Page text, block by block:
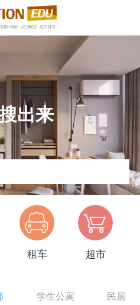
出来
租车 超市
学生公寓 民居